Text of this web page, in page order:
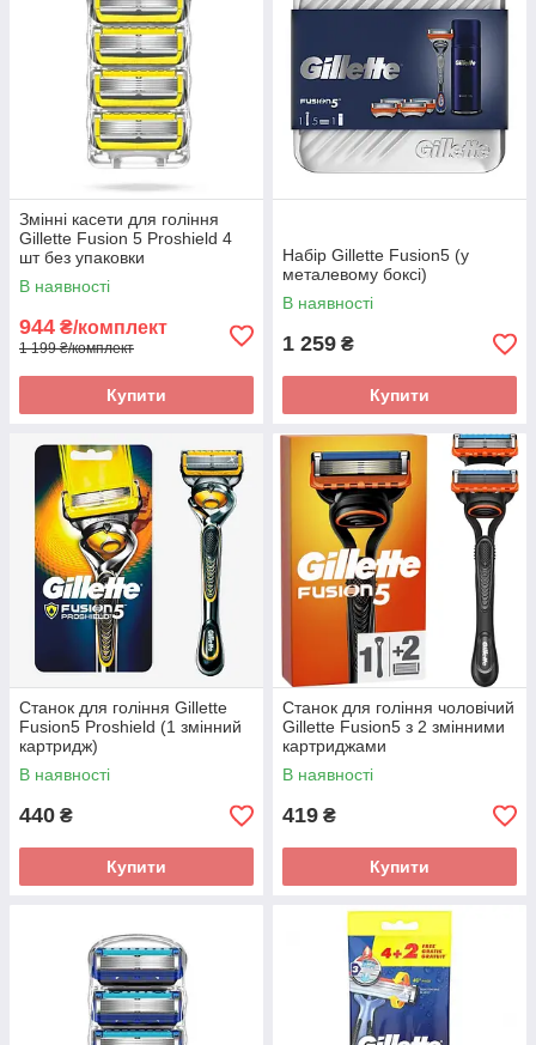
Змінні касети для гоління
Gillette Fusion 5 Proshield 4
шт без упаковки
В наявності
944 ₴/комплект
1 199 ₴/комплект
Купити
Набір Gillette Fusion5 (у
металевому боксі)
В наявності
1 259 ₴
Купити
Станок для гоління Gillette
Fusion5 Proshield (1 змінний
картридж)
В наявності
440 ₴
Купити
Станок для гоління чоловічий
Gillette Fusion5 з 2 змінними
картриджами
В наявності
419 ₴
Купити